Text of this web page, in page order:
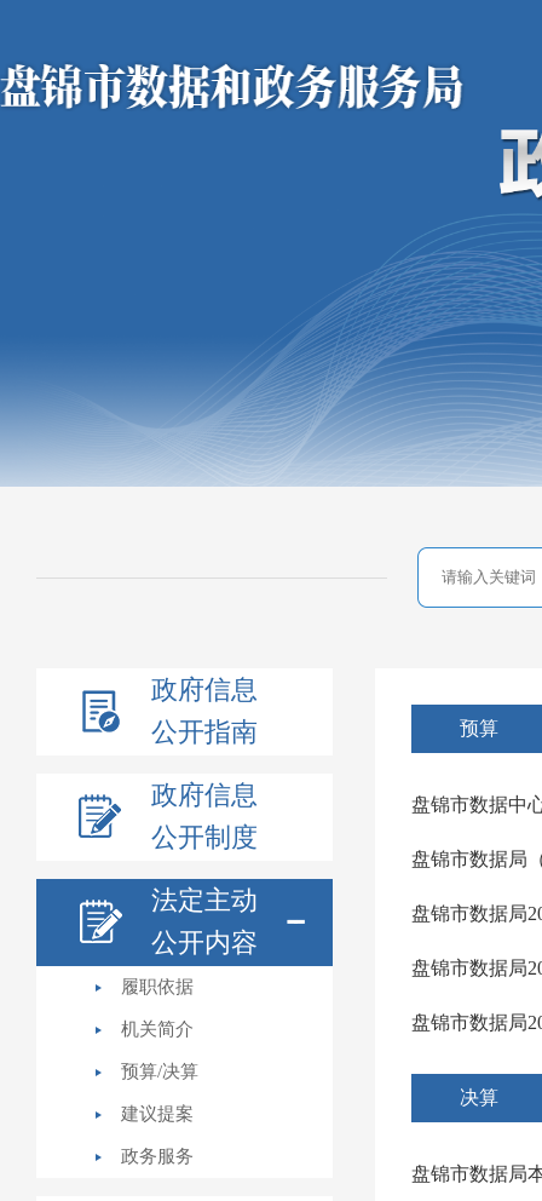
政府信息
公开指南
政府信息
公开制度
法定主动
公开内容
履职依据
机关简介
预算/决算
建议提案
政务服务
预算
盘锦市数据中
盘锦市数据局
盘锦市数据局
盘锦市数据局
盘锦市数据局
决算
盘锦市数据局